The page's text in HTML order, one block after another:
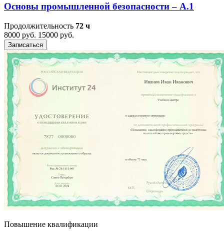
Основы промышленной безопасности – A.1
Продолжительность 72 ч
8000 руб. 15000 руб.
Записаться
Повышение квалификации